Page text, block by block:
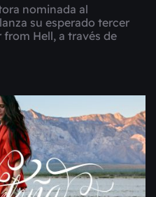
nominada al
su esperado tercer
Hell, a través de